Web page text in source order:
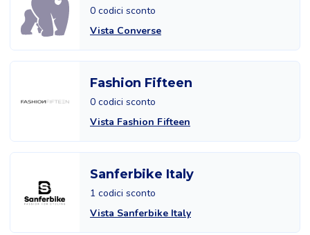
0 codici sconto
Vista Converse
Fashion Fifteen
0 codici sconto
Vista Fashion Fifteen
Sanferbike Italy
1 codici sconto
Vista Sanferbike Italy